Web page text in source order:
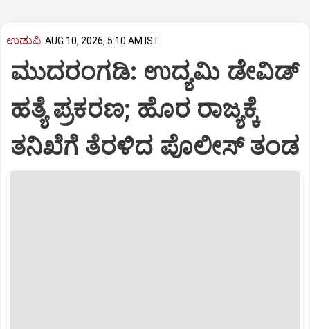
ಉಡುಪಿ AUG 10, 2026, 5:10 AM IST
ಮುದರಂಗಡಿ: ಉದ್ಯಮಿ ಡೇವಿಡ್
ಹತ್ಯೆ ಪ್ರಕರಣ; ಹೊರ ರಾಜ್ಯಕ್ಕೆ
ತನಿಖೆಗೆ ತೆರಳಿದ ಪೊಲೀಸ್ ತಂಡ